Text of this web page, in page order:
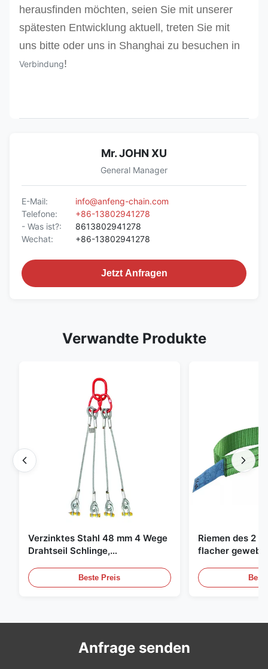
herausfinden möchten, seien Sie mit unserer
spätesten Entwicklung aktuell, treten Sie mit
uns bitte oder uns in Shanghai zu besuchen in
Verbindung!
Mr. JOHN XU
General Manager
E-Mail:
info@anfeng-chain.com
Telefone:
+86-13802941278
- Was ist?:
8613802941278
Wechat:
+86-13802941278
Jetzt Anfragen
Verwandte Produkte
Verzinktes Stahl 48 mm 4 Wege
Drahtseil Schlinge,
Beste Preis
Riemen des 2
flacher
Anfrage senden